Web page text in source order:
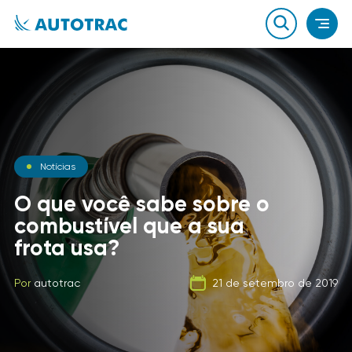
Notícias
O que você sabe sobre o
combustível que a sua
frota usa?
Por autotrac 21 de setembro de 2019
Blog
A Evolução dos
Equipamentos para
Proteção de Veículos
Por autotrac 23 de dezembro de 2014
Notícias
Carga Fracionada
06 de fevereiro de 2020